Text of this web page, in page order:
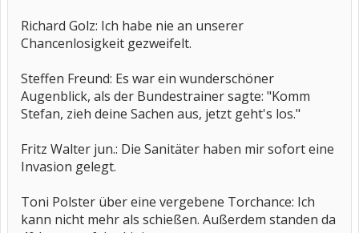
Richard Golz: Ich habe nie an unserer
Chancenlosigkeit gezweifelt.
Steffen Freund: Es war ein wunderschöner
Augenblick, als der Bundestrainer sagte: "Komm
Stefan, zieh deine Sachen aus, jetzt geht's los."
Fritz Walter jun.: Die Sanitäter haben mir sofort eine
Invasion gelegt.
Toni Polster über eine vergebene Torchance: Ich
kann nicht mehr als schießen. Außerdem standen da